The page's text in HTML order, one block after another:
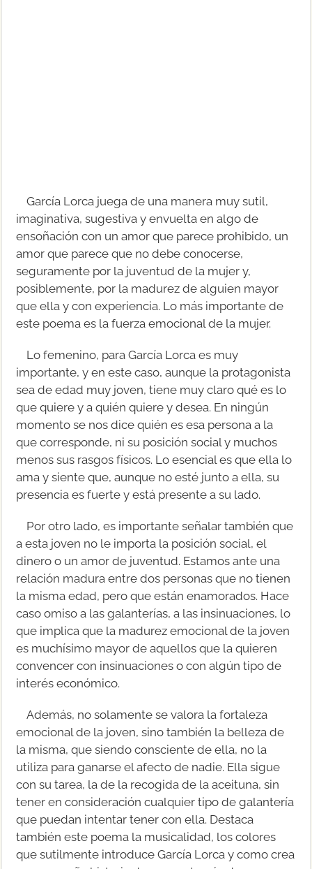
García Lorca juega de una manera muy sutil,
imaginativa, sugestiva y envuelta en algo de
ensoñación con un amor que parece prohibido, un
amor que parece que no debe conocerse,
seguramente por la juventud de la mujer y,
posiblemente, por la madurez de alguien mayor
que ella y con experiencia. Lo más importante de
este poema es la fuerza emocional de la mujer.
Lo femenino, para García Lorca es muy
importante, y en este caso, aunque la protagonista
sea de edad muy joven, tiene muy claro qué es lo
que quiere y a quién quiere y desea. En ningún
momento se nos dice quién es esa persona a la
que corresponde, ni su posición social y muchos
menos sus rasgos físicos. Lo esencial es que ella lo
ama y siente que, aunque no esté junto a ella, su
presencia es fuerte y está presente a su lado.
Por otro lado, es importante señalar también que
a esta joven no le importa la posición social, el
dinero o un amor de juventud. Estamos ante una
relación madura entre dos personas que no tienen
la misma edad, pero que están enamorados. Hace
caso omiso a las galanterías, a las insinuaciones, lo
que implica que la madurez emocional de la joven
es muchísimo mayor de aquellos que la quieren
convencer con insinuaciones o con algún tipo de
interés económico.
Además, no solamente se valora la fortaleza
emocional de la joven, sino también la belleza de
la misma, que siendo consciente de ella, no la
utiliza para ganarse el afecto de nadie. Ella sigue
con su tarea, la de la recogida de la aceituna, sin
tener en consideración cualquier tipo de galantería
que puedan intentar tener con ella. Destaca
también este poema la musicalidad, los colores
que sutilmente introduce García Lorca y como crea